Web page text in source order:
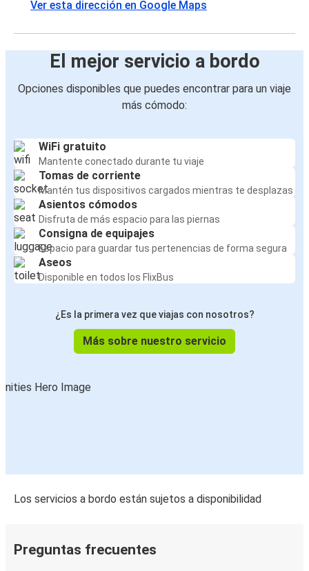
Ver esta dirección en Google Maps
El mejor servicio a bordo
Opciones disponibles que puedes encontrar para un viaje
más cómodo:
WiFi gratuito
Mantente conectado durante tu viaje
Tomas de corriente
Mantén tus dispositivos cargados mientras te desplazas
Asientos cómodos
Disfruta de más espacio para las piernas
Consigna de equipajes
Espacio para guardar tus pertenencias de forma segura
Aseos
Disponible en todos los FlixBus
¿Es la primera vez que viajas con nosotros?
Más sobre nuestro servicio
Los servicios a bordo están sujetos a disponibilidad
Preguntas frecuentes